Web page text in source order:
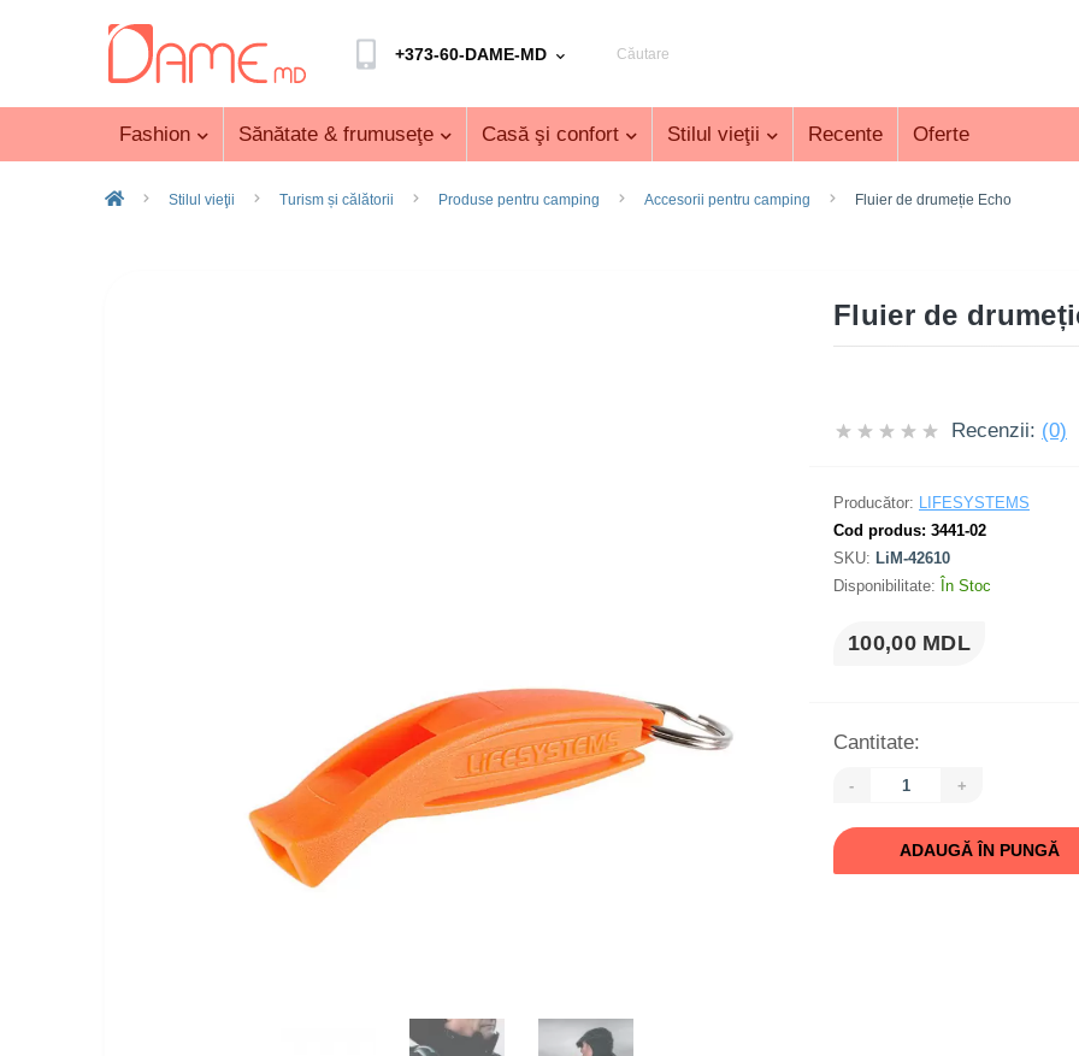
+373-60-DAME-MD
Fashion Sănătate & frumuseţe Casă şi confort Stilul vieţii Recente Oferte
Stilul vieţii Turism și călătorii Produse pentru camping Accesorii pentru camping Fluier de drumeție Echo
Fluier de
Recenzii: (0)
Producător: LIFESYSTEMS
Cod produs: 3441-02
SKU: LiM-42610
Disponibilitate: În Stoc
100,00 MDL
Cantitate:
- +
ADAUGĂ ÎN PUNGĂ